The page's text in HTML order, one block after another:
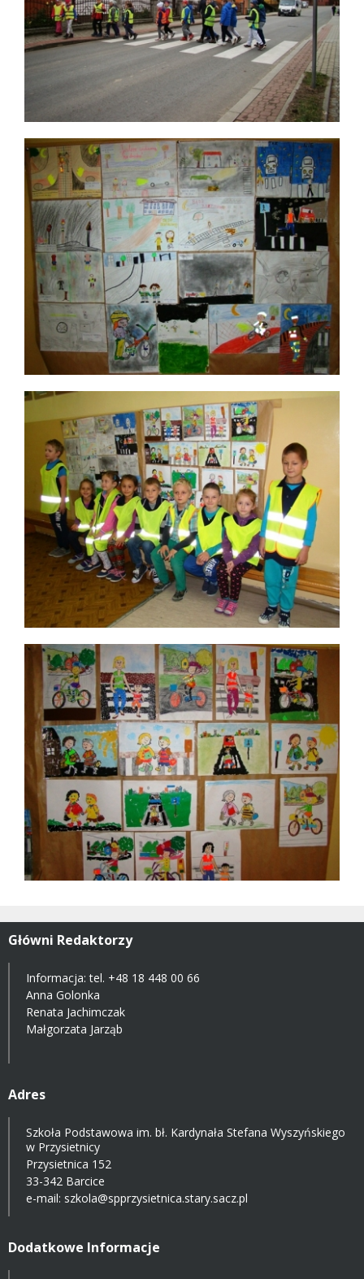
Główni Redaktorzy
Informacja: tel. +48 18 448 00 66
Anna Golonka
Renata Jachimczak
Małgorzata Jarząb
Adres
Szkoła Podstawowa im. bł. Kardynała Stefana Wyszyńskiego
w Przysietnicy
Przysietnica 152
33-342 Barcice
e-mail: szkola@spprzysietnica.stary.sacz.pl
Dodatkowe Informacje